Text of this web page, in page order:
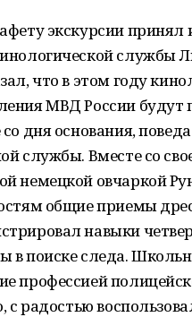
экскурсии принял
службы
что в этом году
МВД России будут
со дня основания,
службы. Вместе со
немецкой овчаркой
общие приемы
навыки
в поиске следа.
профессией
с радостью